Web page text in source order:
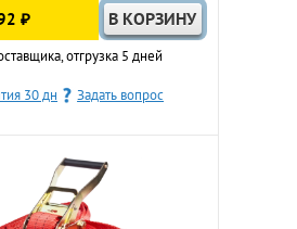
₽
отгрузка 5 дней
30 дн Задать вопрос